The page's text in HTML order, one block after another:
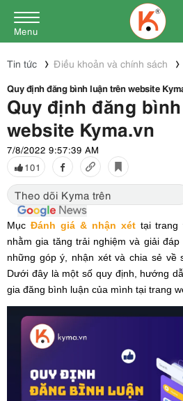
Menu
Tin tức Điều khoản và chính sách
Quy định đăng bình luận trên website
Quy định đăng
website Kyma.vn
7/8/2022 9:57:39 AM
101
Theo dõi Kyma trên
Mục Đánh giá & nhận xéttại trang
nhằm gia tăng trải nghiệm và giải
những góp ý, nhận xét và chia sẻ về
Dưới đây là một số quy định, hướng
gia đăng bình luận của mình tại trang